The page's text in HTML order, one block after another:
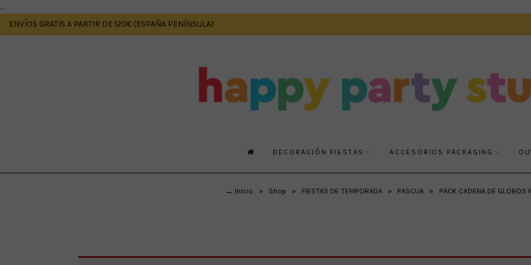
....
ENVÍOS GRATIS A PARTIR DE 120€ (ESPAÑA PENÍNSULA)
DECORACIÓN FIESTAS ACCESORIOS PACKAGING
→ Inicio » Shop » FIESTAS DE TEMPORADA » PASCUA » PACK CADENA DE GLOBOS